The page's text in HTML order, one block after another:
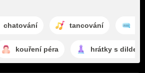
chatování tancování
kouření péra hrátky s dildem